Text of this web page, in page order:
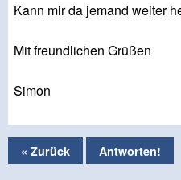
Kann mir da jemand weiter
Mit freundlichen Grüßen
Simon
« Zurück Antworten!